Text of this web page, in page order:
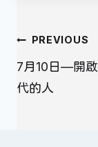
文
章
導
PREVIOUS
7月10日—開
代的人